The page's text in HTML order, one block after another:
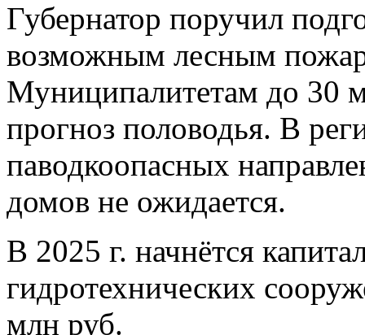
Губернатор поручил
возможным лесным
Муниципалитетам до 30
прогноз половодья. В
паводкоопасных
домов не ожидается.
В 2025 г. начнётся
гидротехнических
млн руб.